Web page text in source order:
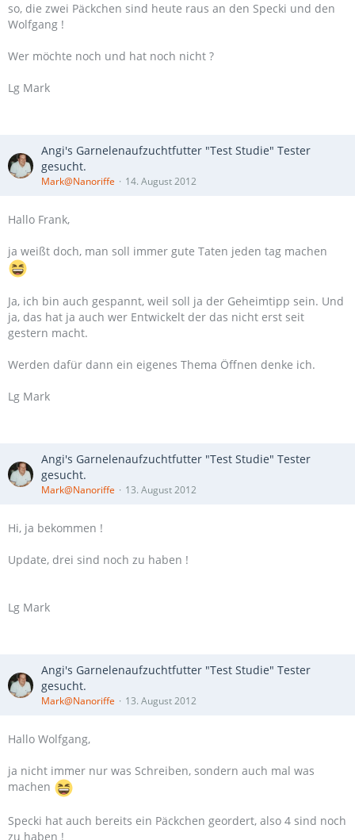
so, die zwei Päckchen sind heute raus an den Specki und den
Wolfgang !
Wer möchte noch und hat noch nicht ?
Lg Mark
Angi's Garnelenaufzuchtfutter "Test Studie" Tester
gesucht.
Mark@Nanoriffe 14. August 2012
Hallo Frank,
ja weißt doch, man soll immer gute Taten jeden tag machen
Ja, ich bin auch gespannt, weil soll ja der Geheimtipp sein. Und
ja, das hat ja auch wer Entwickelt der das nicht erst seit
gestern macht.
Werden dafür dann ein eigenes Thema Öffnen denke ich.
Lg Mark
Angi's Garnelenaufzuchtfutter "Test Studie" Tester
gesucht.
Mark@Nanoriffe 13. August 2012
Hi, ja bekommen !
Update, drei sind noch zu haben !
Lg Mark
Angi's Garnelenaufzuchtfutter "Test Studie" Tester
gesucht.
Mark@Nanoriffe 13. August 2012
Hallo Wolfgang,
ja nicht immer nur was Schreiben, sondern auch mal was
machen
Specki hat auch bereits ein Päckchen geordert, also 4 sind noch
zu haben !